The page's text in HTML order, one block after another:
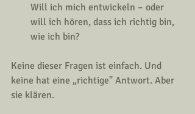
Will ich mich entwickeln – oder
will ich hören, dass ich richtig bin,
wie ich bin?
Keine dieser Fragen ist einfach. Und
keine hat eine „richtige" Antwort. Aber
sie klären.